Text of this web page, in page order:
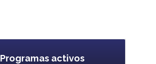
Programas activos